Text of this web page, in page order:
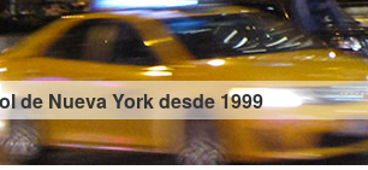
de Nueva York desde 1999